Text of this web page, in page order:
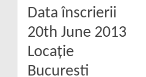
Data înscrierii
20th June 2013
Locaţie
Bucuresti